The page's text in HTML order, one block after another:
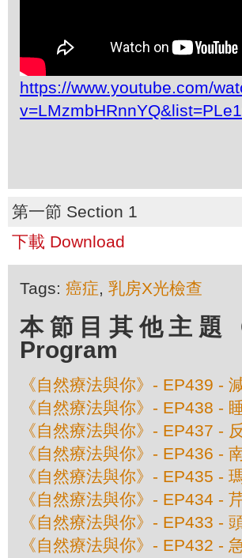
https://www.youtube.com/
第一節 Section 1
下載 Download
Tags: 癌症, 乳房X光檢查
本節目其他主題
Program
《自然療法與你》- EP439 -
《自然療法與你》- EP438 -
《自然療法與你》- EP437 -
《自然療法與你》- EP436 -
《自然療法與你》- EP435 -
《自然療法與你》- EP434 -
《自然療法與你》- EP433 -
《自然療法與你》- EP432 -